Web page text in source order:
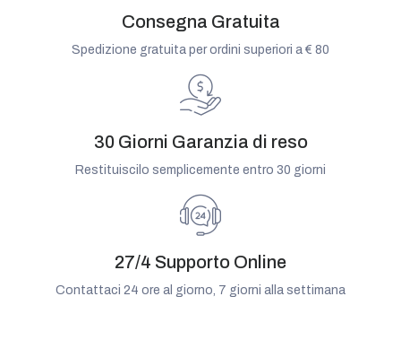
Consegna Gratuita
Spedizione gratuita per ordini superiori a € 80
30 Giorni Garanzia di reso
Restituiscilo semplicemente entro 30 giorni
27/4 Supporto Online
Contattaci 24 ore al giorno, 7 giorni alla settimana